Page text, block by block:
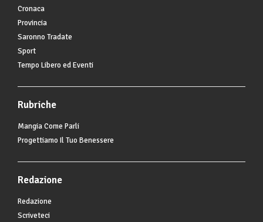
Cronaca
Provincia
Saronno Tradate
Sport
Tempo Libero ed Eventi
Rubriche
Mangia Come Parli
Progettiamo Il Tuo Benessere
Redazione
Redazione
Scriveteci